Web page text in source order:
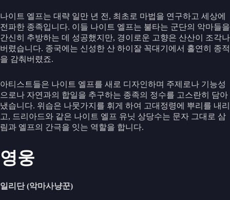
나이트 엘프는 대략 일만 년 전, 최초로 마법을 연구하고 세상에
전파한 종족입니다. 이들 나이트 엘프는 불타는 군단의 악마들을
간신히 추방하는 데 성공했지만, 경이로운 고향은 산산이 조각나
버렸습니다. 종국에는 신성한 산 하이잘 꼭대기에서 홀연히 종적
을 감춰버렸죠.
아티스트들은 나이트 엘프를 새로 디자인하며 주제로나 기능성
으로나 자연과의 합일을 추구하는 종족의 정수를 고스란히 담아
냈습니다. 위습은 나뭇가지를 휘게 하여 고대정령에 뿌리를 내리
고, 드리아드와 같은 나이트 엘프 유닛 상당수는 문자 그대로 삼
림과 엘프의 간극을 잇는 역할을 합니다.
영웅
일리단 (악마사냥꾼)